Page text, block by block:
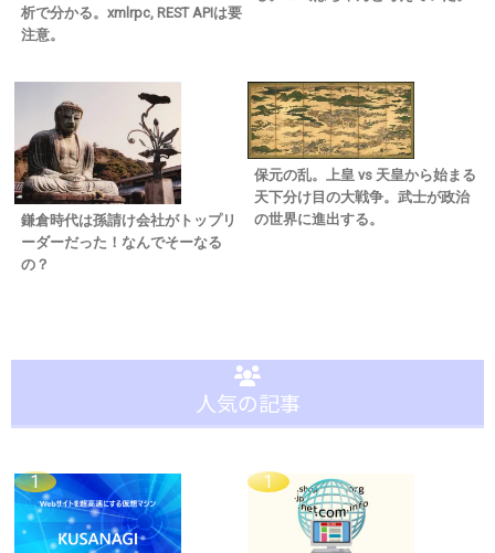
析で分かる。xmlrpc, REST APIは要
注意。
鎌倉時代は孫請け会社がトップリ
ーダーだった！なんでそーなる
の？
保元の乱。上皇 vs 天皇から始まる
天下分け目の大戦争。武士が政治
の世界に進出する。
人気の記事